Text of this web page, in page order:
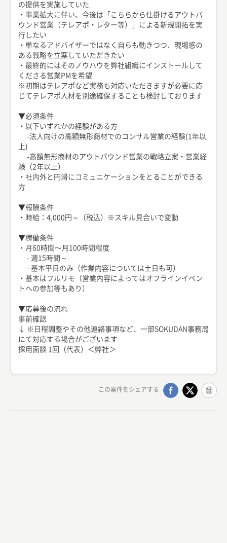
の提供を実施していた
・事業拡大に伴い、今後は「こちらから仕掛けるアウトバ
ウンド営業（テレアポ・レター等）」による新規開拓を実
行したい
・単なるアドバイザーではなく自らも動きつつ、現場感の
ある戦略を立案していただきたい
・最終的にはそのノウハウを弊社組織にインストールして
くださる営業PMを希望
※初期はテレアポなど実務も対応いただきますが必要に応
じてテレアポ人材を別途確保することも検討しております
▼必須条件
・以下いずれかの経験がある方
-法人向けの高額無形商材でのコンサル営業の経験(1年以
上)
-高額無形商材のアウトバウンド営業の戦略立案・営業経
験（2年以上）
・社内外と円滑にコミュニケーションをとることができる
方
▼報酬条件
・時給：4,000円～（税込）※スキル見合いで変動
▼稼働条件
・月60時間〜月100時間程度
- 週15時間～
- 基本平日のみ（作業内容については土日も可）
・基本はフルリモ（営業内容によってはオフラインイベン
トへの参加等もあり）
▼応募後の流れ
事前確認
↓ ※日程調整やその他連絡事項など、一部SOKUDAN事務局
にて対応する場合がございます
採用面談 1回（代表）＜弊社＞
この案件をシェアする